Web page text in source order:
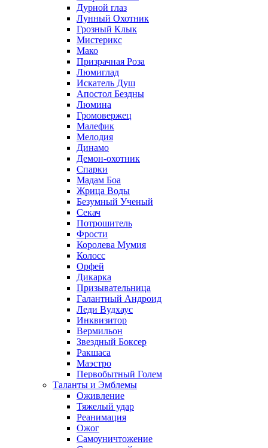
Дурной глаз
Лунный Охотник
Грозный Клык
Мистерикс
Мако
Призрачная Роза
Люмиглад
Искатель Душ
Апостол Бездны
Люмина
Громовержец
Малефик
Мелодия
Динамо
Демон-охотник
Спарки
Мадам Боа
Жрица Воды
Безумный Ученый
Секач
Потрошитель
Фрости
Королева Мумия
Колосс
Орфей
Дикарка
Призывательница
Галантный Андроид
Леди Вудхаус
Инквизитор
Вермильон
Звездный Боксер
Ракшаса
Маэстро
Первобытный Голем
Таланты и Эмблемы
Оживление
Тяжелый удар
Реанимация
Ожог
Самоуничтожение